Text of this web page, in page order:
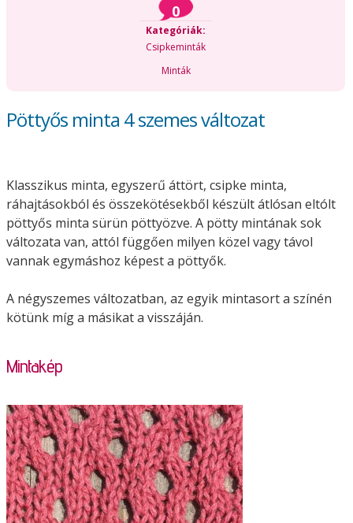
0
Kategóriák:
Csipkeminták
Minták
Pöttyős minta 4 szemes változat
Klasszikus minta, egyszerű áttört, csipke minta,
ráhajtásokból és összekötésekből készült átlósan eltólt
pöttyős minta sürün pöttyözve. A pötty mintának sok
változata van, attól függően milyen közel vagy távol
vannak egymáshoz képest a pöttyők.
A négyszemes változatban, az egyik mintasort a színén
kötünk míg a másikat a visszáján.
Mintakép